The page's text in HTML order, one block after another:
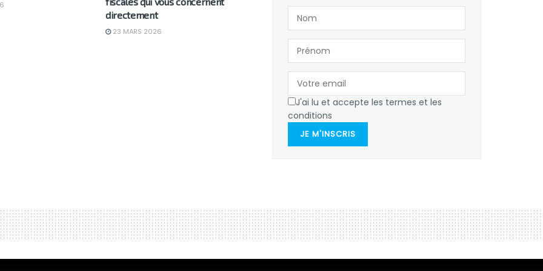
directement
23 MARS 2026
J'ai lu et accepte les termes et les
conditions
JE M'INSCRIS